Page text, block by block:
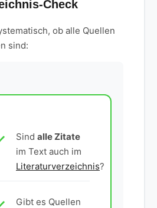
Check
ob alle Quellen
sind:
Sind alle Zitate
im Text auch im
Literaturverzeichnis?
Gibt es Quellen